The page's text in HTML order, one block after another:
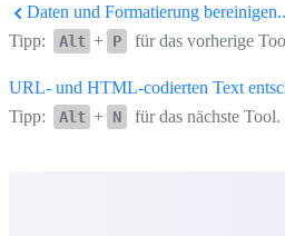
Daten und Formatierung
Tipp:
Alt + P für das vorherige
URL- und HTML-codierten Text
Tipp:
Alt + N für das nächste Tool.